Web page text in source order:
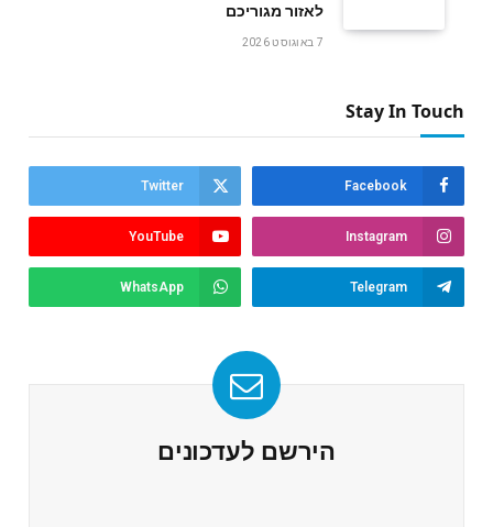
לאזור מגוריכם
7 באוגוסט 2026
Stay In Touch
Facebook
Twitter
Instagram
YouTube
Telegram
WhatsApp
הירשם לעדכונים